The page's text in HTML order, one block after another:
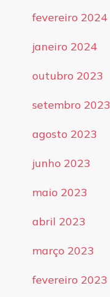
fevereiro 2024
janeiro 2024
outubro 2023
setembro 2023
agosto 2023
junho 2023
maio 2023
abril 2023
março 2023
fevereiro 2023